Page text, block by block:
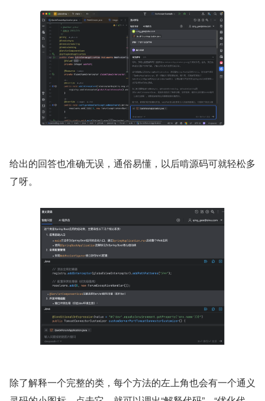
给出的回答也准确无误，通俗易懂，以后啃源码可就轻松多
了呀。
除了解释一个完整的类，每个方法的左上角也会有一个通义